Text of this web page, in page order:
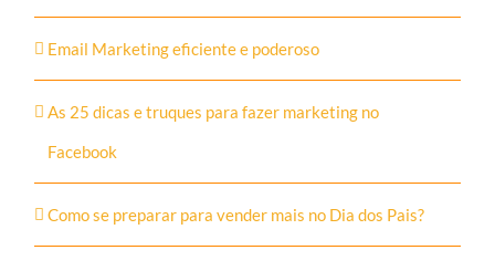
Email Marketing eficiente e poderoso
As 25 dicas e truques para fazer marketing no
Facebook
Como se preparar para vender mais no Dia dos Pais?